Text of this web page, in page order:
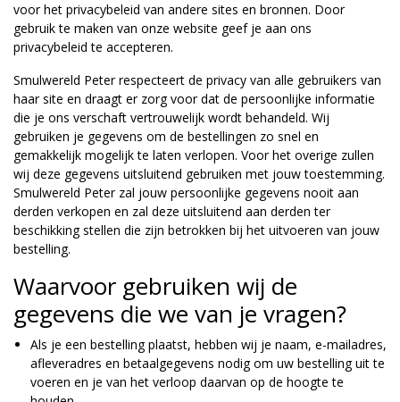
voor het privacybeleid van andere sites en bronnen. Door
gebruik te maken van onze website geef je aan ons
privacybeleid te accepteren.
Smulwereld Peter respecteert de privacy van alle gebruikers van
haar site en draagt er zorg voor dat de persoonlijke informatie
die je ons verschaft vertrouwelijk wordt behandeld. Wij
gebruiken je gegevens om de bestellingen zo snel en
gemakkelijk mogelijk te laten verlopen. Voor het overige zullen
wij deze gegevens uitsluitend gebruiken met jouw toestemming.
Smulwereld Peter zal jouw persoonlijke gegevens nooit aan
derden verkopen en zal deze uitsluitend aan derden ter
beschikking stellen die zijn betrokken bij het uitvoeren van jouw
bestelling.
Waarvoor gebruiken wij de
gegevens die we van je vragen?
Als je een bestelling plaatst, hebben wij je naam, e-mailadres,
afleveradres en betaalgegevens nodig om uw bestelling uit te
voeren en je van het verloop daarvan op de hoogte te